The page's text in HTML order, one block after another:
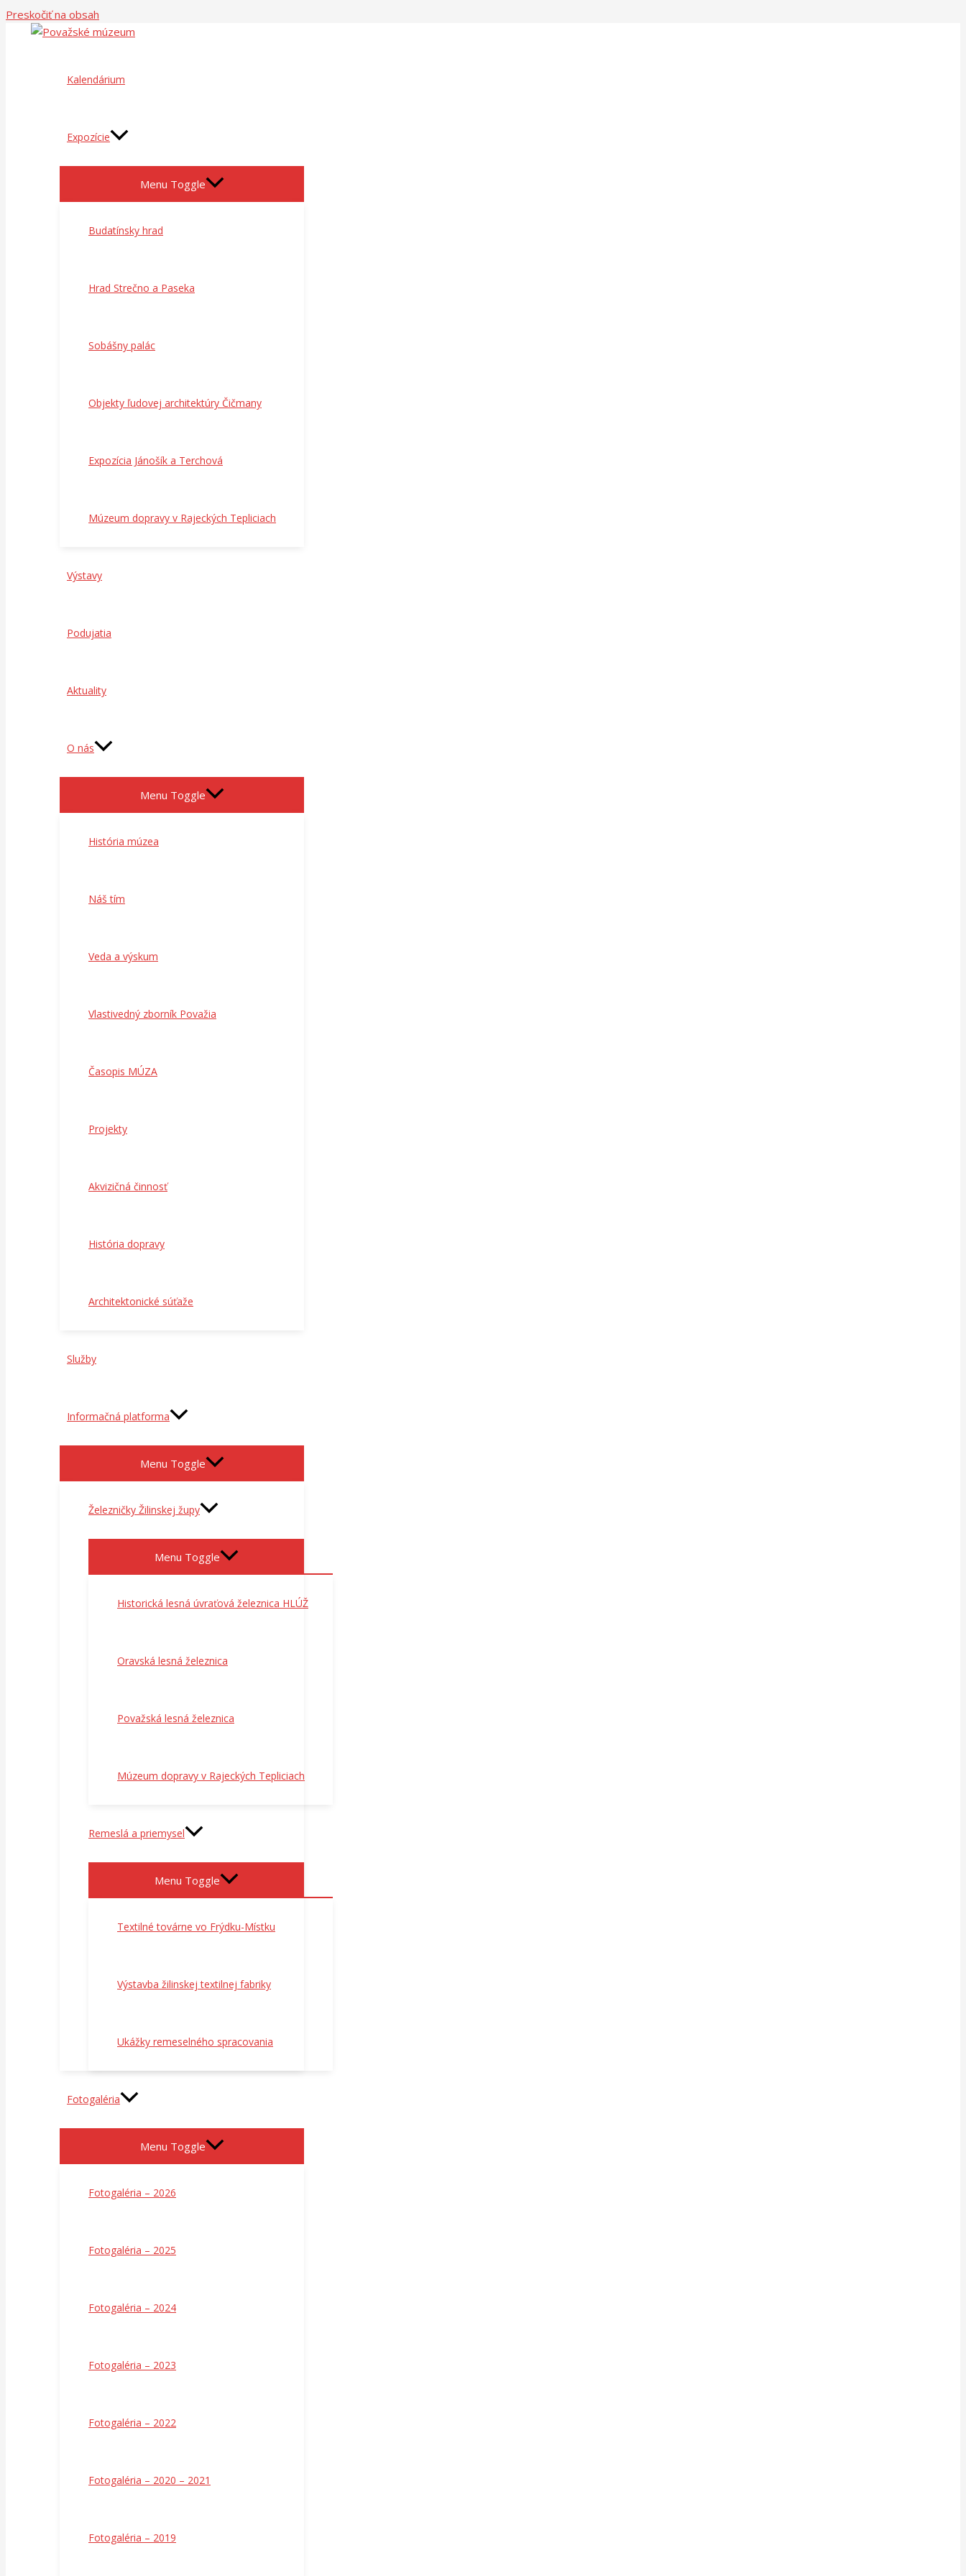
Preskočiť na obsah
Kalendárium
Expozície
Menu Toggle
Budatínsky hrad
Hrad Strečno a Paseka
Sobášny palác
Objekty ľudovej architektúry Čičmany
Expozícia Jánošík a Terchová
Múzeum dopravy v Rajeckých Tepliciach
Výstavy
Podujatia
Aktuality
O nás
Menu Toggle
História múzea
Náš tím
Veda a výskum
Vlastivedný zborník Považia
Časopis MÚZA
Projekty
Akvizičná činnosť
História dopravy
Architektonické súťaže
Služby
Informačná platforma
Menu Toggle
Železničky Žilinskej župy
Menu Toggle
Historická lesná úvraťová železnica HLÚŽ
Oravská lesná železnica
Považská lesná železnica
Múzeum dopravy v Rajeckých Tepliciach
Remeslá a priemysel
Menu Toggle
Textilné továrne vo Frýdku-Místku
Výstavba žilinskej textilnej fabriky
Ukážky remeselného spracovania
Fotogaléria
Menu Toggle
Fotogaléria – 2026
Fotogaléria – 2025
Fotogaléria – 2024
Fotogaléria – 2023
Fotogaléria – 2022
Fotogaléria – 2020 – 2021
Fotogaléria – 2019